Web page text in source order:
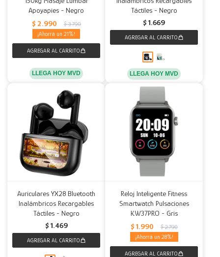
Apoyapies - Negro
$ 2.990 $ 3.790
21
LLEGA HOY MVD
Táctiles - Negro
$ 1.669
LLEGA HOY MVD
Auriculares YX28 Bluetooth
Inalámbricos Recargables
Táctiles - Negro
$ 1.469
Reloj Inteligente Fitness
Smartwatch Pulsaciones
KW37PRO - Gris
$ 1.990 $ 2.790
28
Fundas
Accesorios para el hogar
Herramientas
Muebles Infantiles